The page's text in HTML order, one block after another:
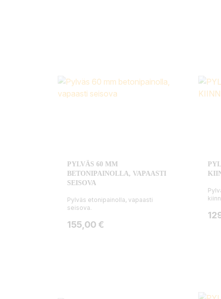
PYLVÄS 60 MM
BETONIPAINOLLA, VAPAASTI
SEISOVA
Pylväs etonipainolla, vapaasti
seisova.
Hinta
155,00 €